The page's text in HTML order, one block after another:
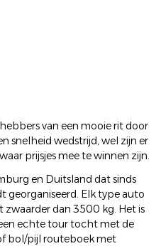
van een mooie rit door
snelheid wedstrijd, wel zijn er
prijsjes mee te winnen zijn.
en Duitsland dat sinds
georganiseerd. Elk type auto
zwaarder dan 3500 kg. Het is
echte tour tocht met de
bol/pijl routeboek met